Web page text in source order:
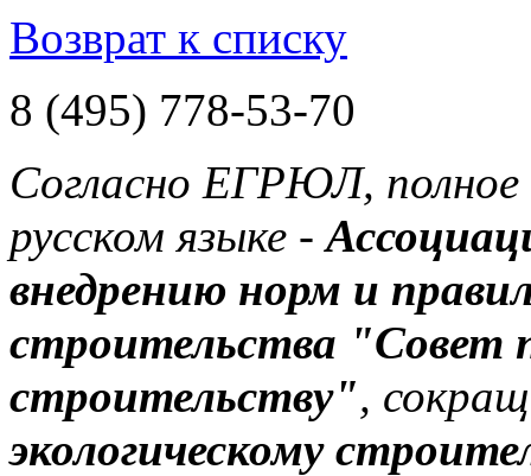
Возврат к списку
8 (495) 778-53-70
Согласно ЕГРЮЛ, полное
русском языке -
внедрению норм и правил
строительства "Совет
строительству",
экологическому